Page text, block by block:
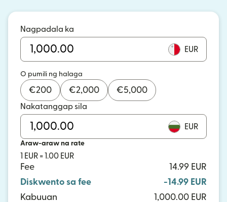
Nagpadala ka
EUR
O pumili ng halaga
€200 €2,000 €5,000
Nakatanggap sila
EUR
Araw-araw na rate
1 EUR = 1.00 EUR
Fee
14.99 EUR
Diskwento sa fee
-14.99 EUR
Kabuuan
1,000.00 EUR